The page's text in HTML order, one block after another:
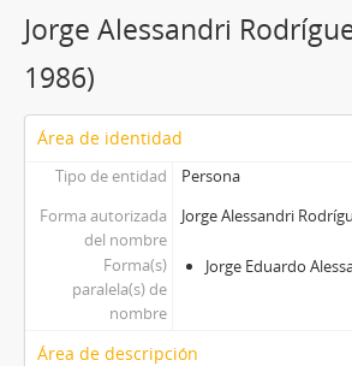
Jorge Alessandri
1986)
Área de identidad
Tipo de entidad
Persona
Forma autorizada
del nombre
Jorge Alessandri
Forma(s)
paralela(s) de
nombre
Jorge Eduardo
Área de descripción